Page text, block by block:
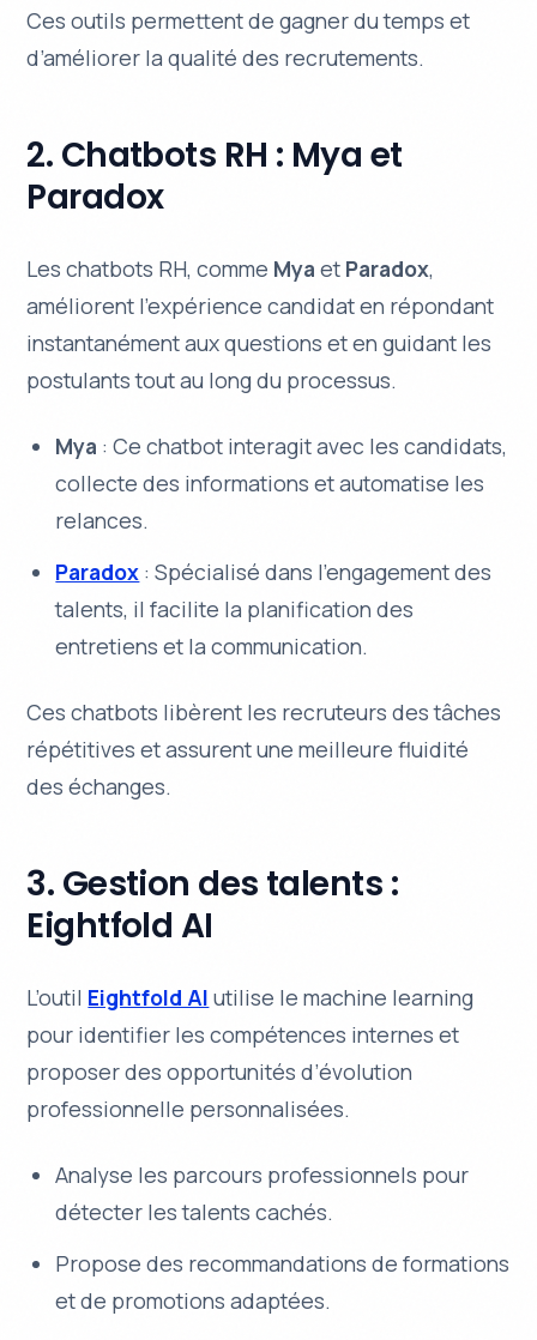
Ces outils permettent de gagner du temps et
d’améliorer la qualité des recrutements.
2. Chatbots RH : Mya et
Paradox
Les chatbots RH, comme Mya et Paradox,
améliorent l’expérience candidat en répondant
instantanément aux questions et en guidant les
postulants tout au long du processus.
Mya : Ce chatbot interagit avec les candidats,
collecte des informations et automatise les
relances.
Paradox : Spécialisé dans l’engagement des
talents, il facilite la planification des
entretiens et la communication.
Ces chatbots libèrent les recruteurs des tâches
répétitives et assurent une meilleure fluidité
des échanges.
3. Gestion des talents :
Eightfold AI
L’outil Eightfold AI utilise le machine learning
pour identifier les compétences internes et
proposer des opportunités d’évolution
professionnelle personnalisées.
Analyse les parcours professionnels pour
détecter les talents cachés.
Propose des recommandations de formations
et de promotions adaptées.